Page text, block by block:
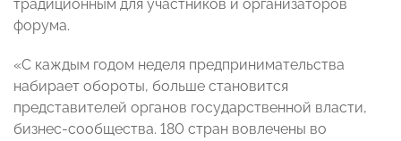
традиционным для участников и организаторов
форума.
«С каждым годом неделя предпринимательства
набирает обороты, больше становится
представителей органов государственной власти,
бизнес-сообщества. 180 стран вовлечены во